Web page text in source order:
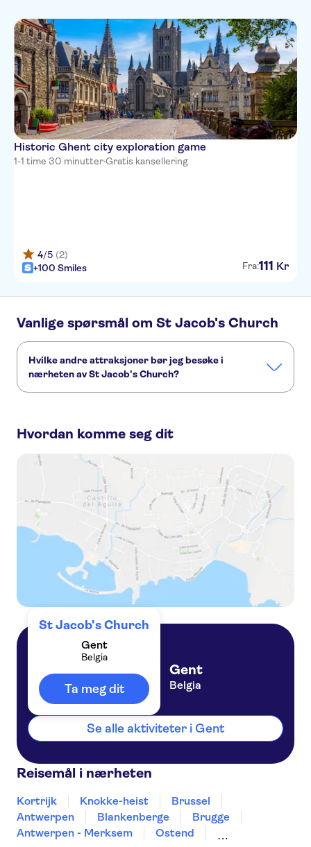
Historic Ghent city exploration game
1-1 time 30 minutter·Gratis kansellering
4/5 (2)
+100 Smiles
Fra:111 Kr
Vanlige spørsmål om St Jacob's Church
Hvilke andre attraksjoner bør jeg besøke i
nærheten av St Jacob's Church?
Graslei and Korenlei Castle Gravensteen
Hvordan komme seg dit
St Jacob's Church
Gent
Belgia
Ta meg dit
Gent
Belgia
Se alle aktiviteter i Gent
Reisemål i nærheten
Kortrijk Knokke-heist
Brussel
Antwerpen
Blankenberge
Brugge
Antwerpen - Merksem
Ostend